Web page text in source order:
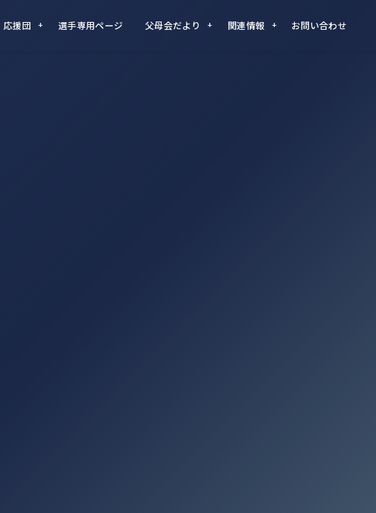
応援団 選手専用ページ 父母会だより 関連情報 お問い合わせ